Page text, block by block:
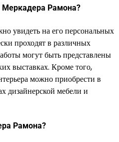
Меркадера Рамона?
увидеть на его персональных
проходят в различных
могут быть представлены
выставках. Кроме того,
можно приобрести в
дизайнерской мебели и
Рамона?